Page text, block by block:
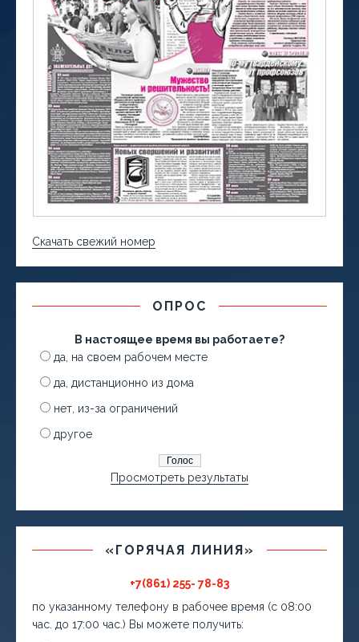
Скачать свежий номер
ОПРОС
В настоящее время вы работаете?
да, на своем рабочем месте
да, дистанционно из дома
нет, из-за ограничений
другое
Просмотреть результаты
«ГОРЯЧАЯ ЛИНИЯ»
+7(861) 255- 78-83
по указанному телефону в рабочее время (с 08:00
час. до 17:00 час.) Вы можете получить: